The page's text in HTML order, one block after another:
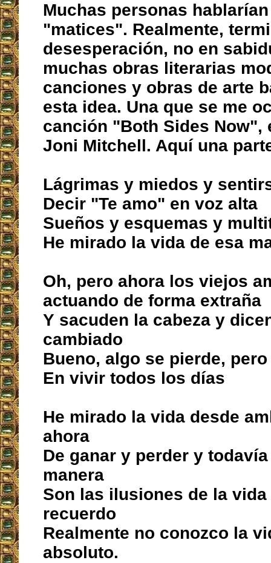
Muchas personas
"matices". Realmente,
desesperación, no en
muchas obras literarias
canciones y obras de arte
esta idea. Una que se me
canción "Both Sides Now",
Joni Mitchell. Aquí una
Lágrimas y miedos y
Decir "Te amo" en voz alta
Sueños y esquemas y
He mirado la vida de esa
Oh, pero ahora los viejos
actuando de forma extraña
Y sacuden la cabeza y
cambiado
Bueno, algo se pierde,
En vivir todos los días
He mirado la vida desde
ahora
De ganar y perder y
manera
Son las ilusiones de la vida
recuerdo
Realmente no conozco la
absoluto.